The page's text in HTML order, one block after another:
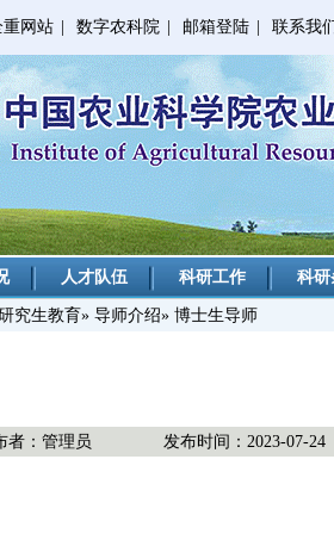
重网站 数字农科院 邮箱登陆 联系我
人才队伍 科研工作 科
究生教育» 导师介绍» 博士生导师
者：管理员 发布时间：2023-07-24